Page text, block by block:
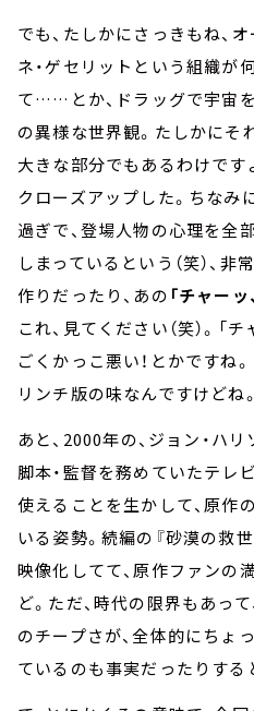
でも、たしかにさっきもね、
ネ・ゲセリットという組織が
て……とか、ドラッグで宇宙
の異様な世界観。たしかにそ
大きな部分でもあるわけです
クローズアップした。ちなみ
過ぎで、登場人物の心理を全
しまっているという（笑）、
作りだったり、あの 「チャーッ
これ、見てください（笑）。「
ごくかっこ悪い！とかですね
リンチ版の味なんですけどね。
あと、2000年の、ジョン・ハ
脚本・監督を務めていたテレ
使えることを生かして、原作
いる姿勢。続編の『砂漠の救
映像化してて、原作ファンの
ど。ただ、時代の限界もあっ
のチープさが、全体的にちょ
ているのも事実だったりする